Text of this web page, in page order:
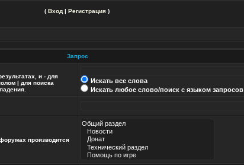
( Вход | Регистрация )
Запрос
и - для
| для поиска
Искать все слова
Искать любое слово/поиск с языком запросов
производится